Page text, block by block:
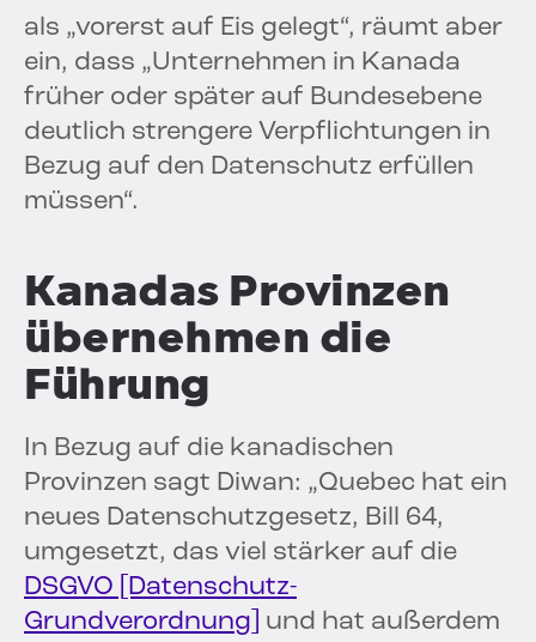
als „vorerst auf Eis gelegt“, räumt aber
ein, dass „Unternehmen in Kanada
früher oder später auf Bundesebene
deutlich strengere Verpflichtungen in
Bezug auf den Datenschutz erfüllen
müssen“.
Kanadas Provinzen
übernehmen die
Führung
In Bezug auf die kanadischen
Provinzen sagt Diwan: „Quebec hat ein
neues Datenschutzgesetz, Bill 64,
umgesetzt, das viel stärker auf die
DSGVO [Datenschutz-
Grundverordnung]
und hat außerdem